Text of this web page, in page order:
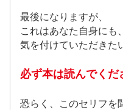
最後になりますが、
これはあなた自身にも、
気を付けていただきた
必ず本は読んでくだ
恐らく、このセリフを